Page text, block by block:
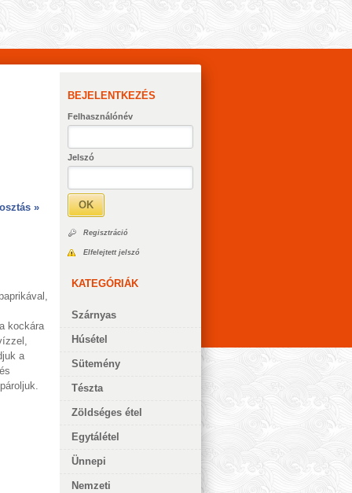
BEJELENTKEZÉS
Felhasználónév
Jelszó
OK
Regisztráció
Elfelejtett jelszó
KATEGÓRIÁK
Szárnyas
Húsétel
Sütemény
Tészta
Zöldséges étel
Egytálétel
Ünnepi
Nemzeti
»
kockára
a